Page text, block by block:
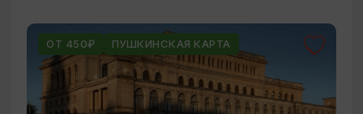
ОТ 450₽ ПУШКИНСКАЯ КАРТА